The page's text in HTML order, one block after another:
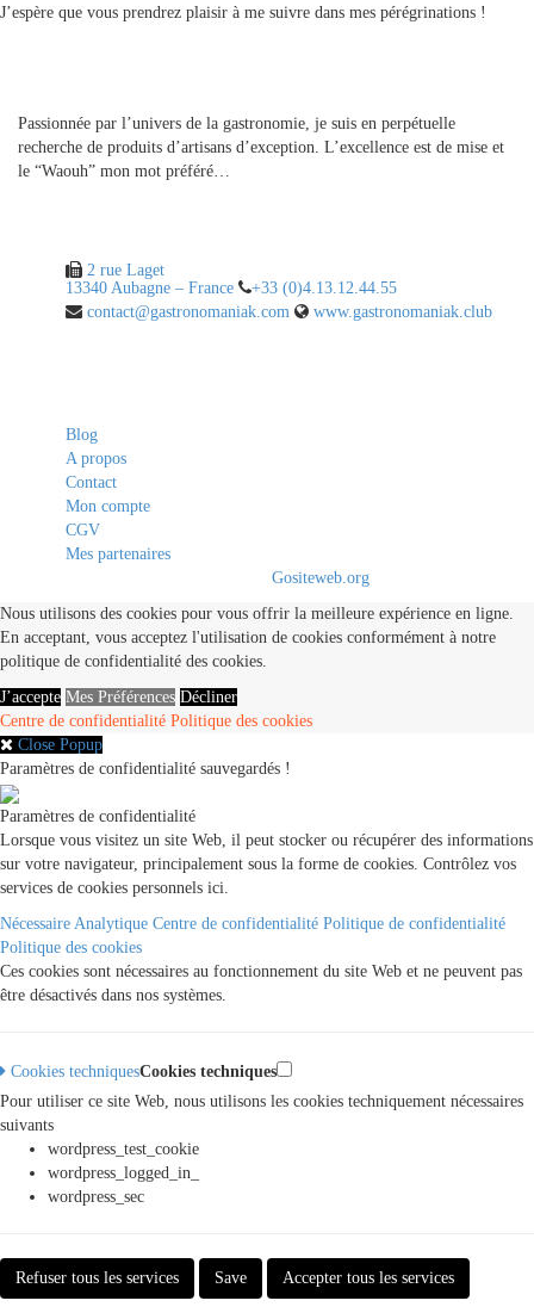
J’espère que vous prendrez plaisir à me suivre dans mes pérégrinations !
Passionnée par l’univers de la gastronomie, je suis en perpétuelle
recherche de produits d’artisans d’exception. L’excellence est de mise et
le “Waouh” mon mot préféré…
2 rue Laget
13340 Aubagne – France
+33 (0)4.13.12.44.55
contact@gastronomaniak.com
www.gastronomaniak.club
Blog
A propos
Contact
Mon compte
CGV
Mes partenaires
Gositeweb.org
Nous utilisons des cookies pour vous offrir la meilleure expérience en ligne.
En acceptant, vous acceptez l'utilisation de cookies conformément à notre
politique de confidentialité des cookies.
J’accepte Mes Préférences Décliner
Centre de confidentialité Politique des cookies
Close Popup
Paramètres de confidentialité sauvegardés !
Paramètres de confidentialité
Lorsque vous visitez un site Web, il peut stocker ou récupérer des informations
sur votre navigateur, principalement sous la forme de cookies. Contrôlez vos
services de cookies personnels ici.
Nécessaire Analytique Centre de confidentialité Politique de confidentialité
Politique des cookies
Ces cookies sont nécessaires au fonctionnement du site Web et ne peuvent pas
être désactivés dans nos systèmes.
Cookies techniquesCookies techniques
Pour utiliser ce site Web, nous utilisons les cookies techniquement nécessaires
suivants
wordpress_test_cookie
wordpress_logged_in_
wordpress_sec
Refuser tous les services Save Accepter tous les services